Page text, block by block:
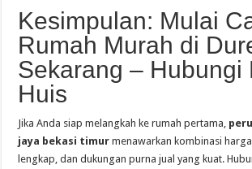
Kesimpulan: Mulai
Rumah Murah di
Sekarang – Hubungi
Huis
Jika Anda siap melangkah ke rumah pertama,
jaya bekasi timur menawarkan kombinasi
lengkap, dan dukungan purna jual yang kuat.